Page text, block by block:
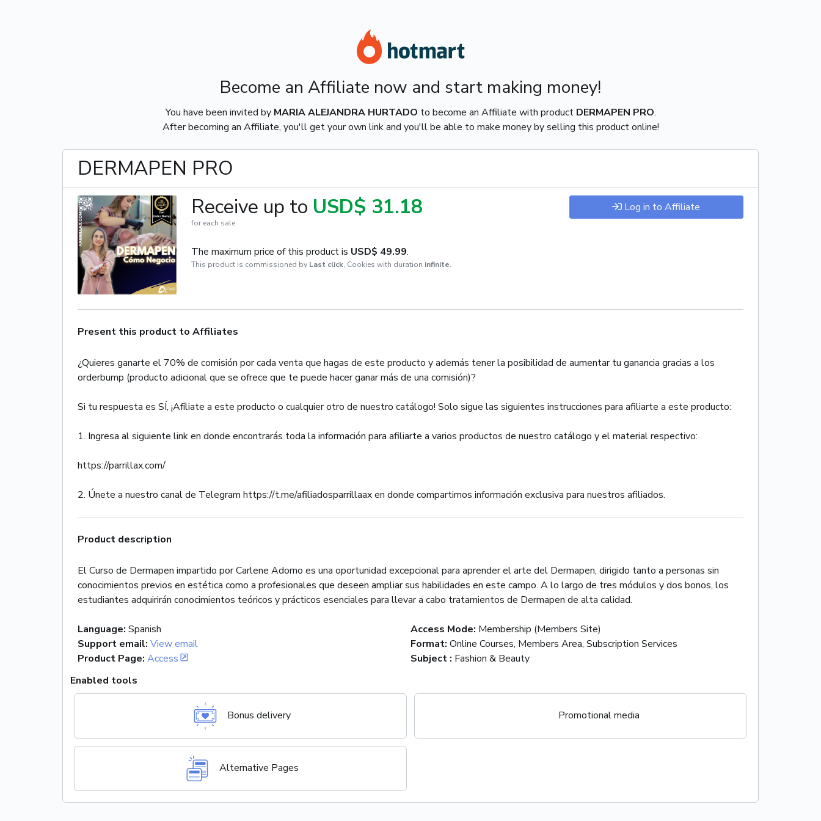
Become an Affiliate now and start making money!
You have been invited by MARIA ALEJANDRA HURTADO to become an Affiliate with product DERMAPEN PRO.
After becoming an Affiliate, you'll get your own link and you'll be able to make money by selling this product online!
DERMAPEN PRO
Receive up to USD$ 31.18
for each sale
The maximum price of this product is USD$ 49.99.
This product is commissioned by Last click, Cookies with duration infinite.
Log in to Affiliate
Present this product to Affiliates
¿Quieres ganarte el 70% de comisión por cada venta que hagas de este producto y además tener la posibilidad de aumentar tu ganancia gracias a los
orderbump (producto adicional que se ofrece que te puede hacer ganar más de una comisión)?
Si tu respuesta es SÍ, ¡Afíliate a este producto o cualquier otro de nuestro catálogo! Solo sigue las siguientes instrucciones para afiliarte a este producto:
1. Ingresa al siguiente link en donde encontrarás toda la información para afiliarte a varios productos de nuestro catálogo y el material respectivo:
https://parrillax.com/
2. Únete a nuestro canal de Telegram https://t.me/afiliadosparrillaax en donde compartimos información exclusiva para nuestros afiliados.
Product description
El Curso de Dermapen impartido por Carlene Adorno es una oportunidad excepcional para aprender el arte del Dermapen, dirigido tanto a personas sin
conocimientos previos en estética como a profesionales que deseen ampliar sus habilidades en este campo. A lo largo de tres módulos y dos bonos, los
estudiantes adquirirán conocimientos teóricos y prácticos esenciales para llevar a cabo tratamientos de Dermapen de alta calidad.
Language: Spanish
Support email: View email
Product Page: Access
Access Mode: Membership (Members Site)
Format: Online Courses, Members Area, Subscription Services
Subject : Fashion & Beauty
Enabled tools
Bonus delivery Promotional media
Alternative Pages